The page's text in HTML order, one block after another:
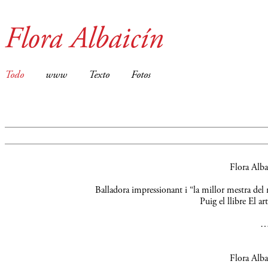
Flora Albaicín
Todo www Texto Fotos
Flora
Balladora impressionant i “la millor mestra del
Puig el llibre El
Flora